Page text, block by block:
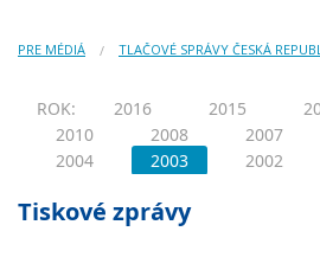
PRE MÉDIÁ TLAČOVÉ SPRÁVY ČESKÁ
ROK: 2016 2015
2010
2008 2007
2004
2003 2002
Tiskové zprávy